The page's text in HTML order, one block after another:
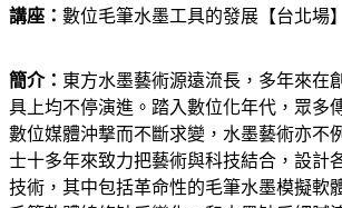
講座： 數位​毛筆​水墨​工具​的發展【台北場】
簡介： 東方水墨藝術源遠流長，多年來在
具上均不停演進。踏入數位化年代，眾多
數位媒體沖撃而不斷求變，水墨藝術亦不
士十多年來致力把藝術與科技結合，設計
技術，其中包括革命性的毛筆水墨模擬軟